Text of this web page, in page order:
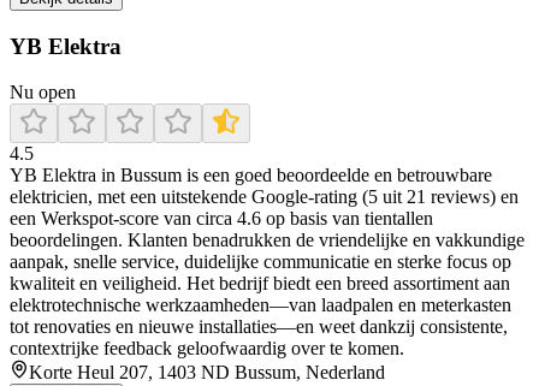
YB Elektra
Nu open
4.5
YB Elektra in Bussum is een goed beoordeelde en betrouwbare
elektricien, met een uitstekende Google‑rating (5 uit 21 reviews) en
een Werkspot‑score van circa 4.6 op basis van tientallen
beoordelingen. Klanten benadrukken de vriendelijke en vakkundige
aanpak, snelle service, duidelijke communicatie en sterke focus op
kwaliteit en veiligheid. Het bedrijf biedt een breed assortiment aan
elektrotechnische werkzaamheden—van laadpalen en meterkasten
tot renovaties en nieuwe installaties—en weet dankzij consistente,
contextrijke feedback geloofwaardig over te komen.
Korte Heul 207, 1403 ND Bussum, Nederland